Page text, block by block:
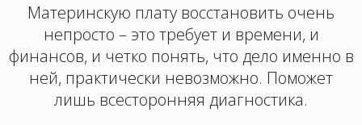
Материнскую плату восстановить очень
непросто – это требует и времени, и
финансов, и четко понять, что дело именно в
ней, практически невозможно. Поможет
лишь всесторонняя диагностика.